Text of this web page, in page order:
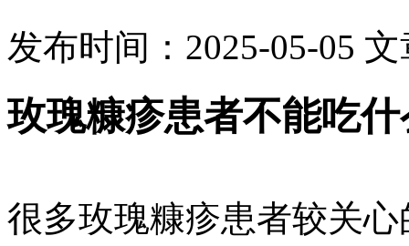
发布时间：2025-05-05 文
玫瑰糠疹患者不能吃什
很多玫瑰糠疹患者较关